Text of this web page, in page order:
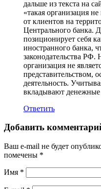
дальше из текста на
«такая организация
от клиентов на
Центрального банка.
позиционирует себя
иностранного банка,
законодательства РФ.
организация не
представительством,
деятельность.
вкладывают денежные
Ответить
Добавить
Ваш e-mail не будет
помечены *
Имя *